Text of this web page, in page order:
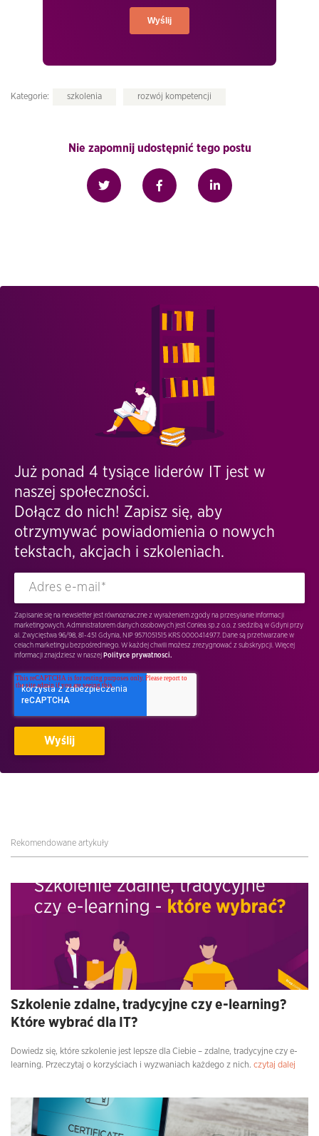
Kategorie: szkolenia rozwój kompetencji
Nie zapomnij udostępnić tego postu
Już ponad 4 tysiące liderów IT jest w
naszej społeczności.
Dołącz do nich! Zapisz się, aby
otrzymywać powiadomienia o nowych
tekstach, akcjach i szkoleniach.
Zapisanie się na newsletter jest równoznaczne z wyrażeniem zgody na przesyłanie informacji
marketingowych. Administratorem danych osobowych jest Conlea sp.z o.o. z siedzibą w Gdyni przy
al. Zwycięstwa 96/98, 81-451 Gdynia, NIP 9571051515 KRS 0000414977. Dane są przetwarzane w
celach marketingu bezpośredniego. W każdej chwili możesz zrezygnować z subskrypcji. Więcej
informacji znajdziesz w naszej Polityce prywatnosci.
Rekomendowane artykuły
Szkolenie zdalne, tradycyjne czy e-learning?
Które wybrać dla IT?
Dowiedz się, które szkolenie jest lepsze dla Ciebie – zdalne, tradycyjne czy e-
learning. Przeczytaj o korzyściach i wyzwaniach każdego z nich. czytaj dalej